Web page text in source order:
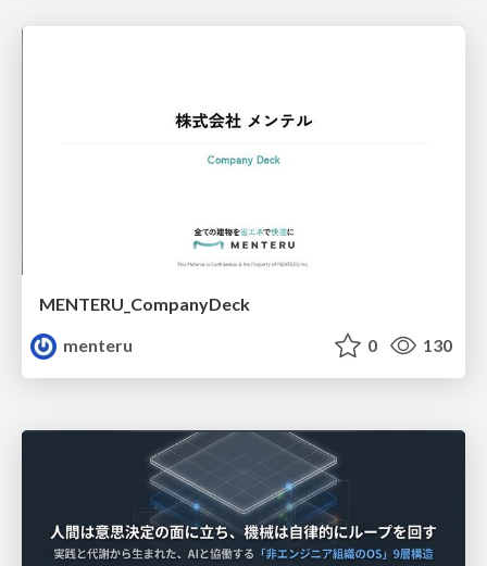
MENTERU_CompanyDeck
menteru
0 130